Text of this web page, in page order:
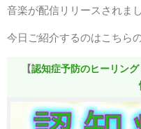
音楽が配信リリースされま
今日ご紹介するのはこちら
【認知症予防のヒーリン